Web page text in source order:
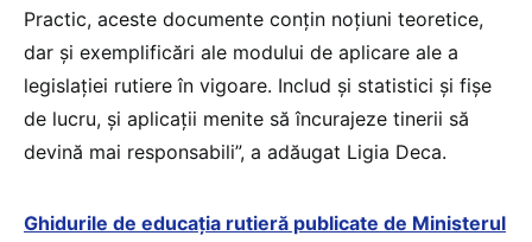
Practic, aceste documente conțin noțiuni teoretice,
dar și exemplificări ale modului de aplicare ale a
legislației rutiere în vigoare. Includ și statistici și fișe
de lucru, și aplicații menite să încurajeze tinerii să
devină mai responsabili”, a adăugat Ligia Deca.
Ghidurile de educația rutieră publicate de Ministerul